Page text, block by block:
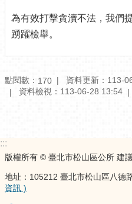
災
資
網
Information
光
休
閒
網
為有效打擊貪瀆不法，我們
踴躍檢舉。
點閱數： 170
資料更新：113-
資料檢視：113-06-28 13:54
:::
版權所有 © 臺北市松山區公所 建
地址：105212 臺北市松山區八德
資訊 )